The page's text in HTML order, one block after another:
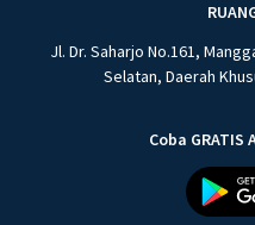
Jl. Dr. Saharjo No.161,
Selatan, Daerah
Coba